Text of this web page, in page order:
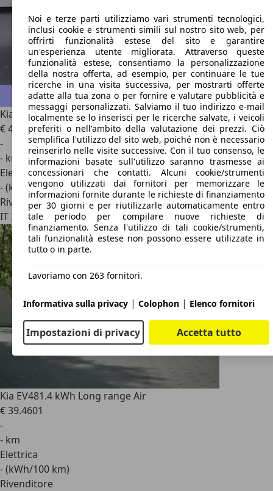
Kia EV481.4 kWh Long range GT-line
€ 45.5001
-
- km
Elettrica
- (kWh/100 km)
Rivenditore
IT 33100Feletto Umberto - Udine - Ud
Kia EV481.4 kWh Long range Air
€ 39.4601
-
- km
Elettrica
- (kWh/100 km)
Rivenditore
Noi e terze parti utilizziamo vari strumenti tecnologici,
inclusi cookie e strumenti simili sul nostro sito web, per
offrirti funzionalità estese del sito e garantire
un'esperienza utente migliorata. Attraverso queste
funzionalità estese, consentiamo la personalizzazione
della nostra offerta, ad esempio, per continuare le tue
ricerche in una visita successiva, per mostrarti offerte
adatte alla tua zona o per fornire e valutare pubblicità e
messaggi personalizzati. Salviamo il tuo indirizzo e-mail
localmente se lo inserisci per le ricerche salvate, i veicoli
preferiti o nell'ambito della valutazione dei prezzi. Ciò
semplifica l'utilizzo del sito web, poiché non è necessario
reinserirlo nelle visite successive. Con il tuo consenso, le
informazioni basate sull'utilizzo saranno trasmesse ai
concessionari che contatti. Alcuni cookie/strumenti
vengono utilizzati dai fornitori per memorizzare le
informazioni fornite durante le richieste di finanziamento
per 30 giorni e per riutilizzarle automaticamente entro
tale periodo per compilare nuove richieste di
finanziamento. Senza l'utilizzo di tali cookie/strumenti,
tali funzionalità estese non possono essere utilizzate in
tutto o in parte.
Lavoriamo con 263 fornitori.
Informativa sulla privacy | Colophon | Elenco fornitori
Impostazioni di privacy Accetta tutto